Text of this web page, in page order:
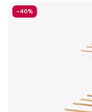
-40%